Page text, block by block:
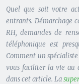
Quel que soit votre
entrants. Démarchage
RH, demandes de
téléphonique est
Comment un
vous faciliter la vie au
dans cet article. La